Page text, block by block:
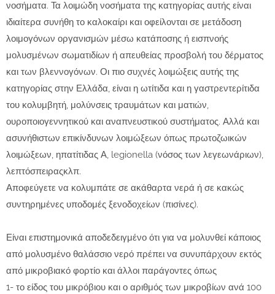
νοσήματα. Τα λοιμώδη νοσήματα της κατηγορίας αυτής είναι
ιδιαίτερα συνήθη το καλοκαίρι και οφείλονται σε μετάδοση
λοιμογόνων οργανισμών μέσω κατάποσης ή εισπνοής
μολυσμένων σωματιδίων ή απευθείας προσβολή του δέρματος
και των βλεννογόνων. Οι πιο συχνές λοιμώξεις αυτής της
κατηγορίας στην Ελλάδα, είναι η ωτίτιδα και η γαστρεντερίτιδα
του κολυμβητή, μολύνσεις τραυμάτων και ματιών,
ουροποιογεννητικού και αναπνευστικού συστήματος. Αλλά και
ασυνήθιστων επικίνδυνων λοιμώξεων όπως πρωτοζωικών
λοιμώξεων, ηπατίτιδας Α, legionella (νόσος των λεγεωνάριων),
λεπτόσπειραςκλπ.
Αποφεύγετε να κολυμπάτε σε ακάθαρτα νερά ή σε κακώς
συντηρημένες υποδομές ξενοδοχείων (πισίνες).
Είναι επιστημονικά αποδεδειγμένο ότι για να μολυνθεί κάποιος
από μολυσμένο θαλάσσιο νερό πρέπει να συνυπάρχουν εκτός
από μικροβιακό φορτίο και άλλοι παράγοντες όπως
1- το είδος του μικρόβιου και ο αριθμός των μικροβίων ανά 100